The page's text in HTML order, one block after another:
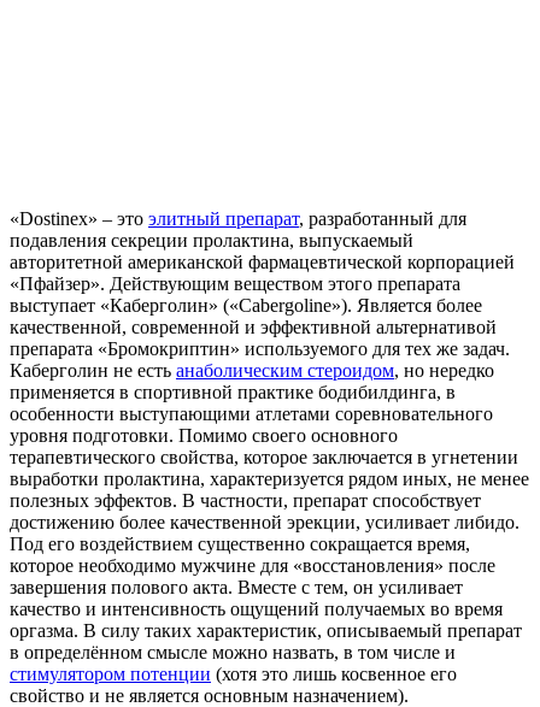
«Dostinex» – это элитный препарат, разработанный для
подавления секреции пролактина, выпускаемый
авторитетной американской фармацевтической корпорацией
«Пфайзер». Действующим веществом этого препарата
выступает «Каберголин» («Cabergoline»). Является более
качественной, современной и эффективной альтернативой
препарата «Бромокриптин» используемого для тех же задач.
Каберголин не есть анаболическим стероидом, но нередко
применяется в спортивной практике бодибилдинга, в
особенности выступающими атлетами соревновательного
уровня подготовки. Помимо своего основного
терапевтического свойства, которое заключается в угнетении
выработки пролактина, характеризуется рядом иных, не менее
полезных эффектов. В частности, препарат способствует
достижению более качественной эрекции, усиливает либидо.
Под его воздействием существенно сокращается время,
которое необходимо мужчине для «восстановления» после
завершения полового акта. Вместе с тем, он усиливает
качество и интенсивность ощущений получаемых во время
оргазма. В силу таких характеристик, описываемый препарат
в определённом смысле можно назвать, в том числе и
стимулятором потенции (хотя это лишь косвенное его
свойство и не является основным назначением).